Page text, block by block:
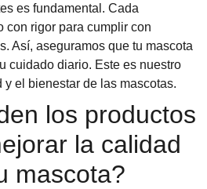
es fundamental. Cada
con rigor para cumplir con
Así, aseguramos que tu mascota
cuidado diario. Este es nuestro
el bienestar de las mascotas.
los productos
la calidad
mascota?